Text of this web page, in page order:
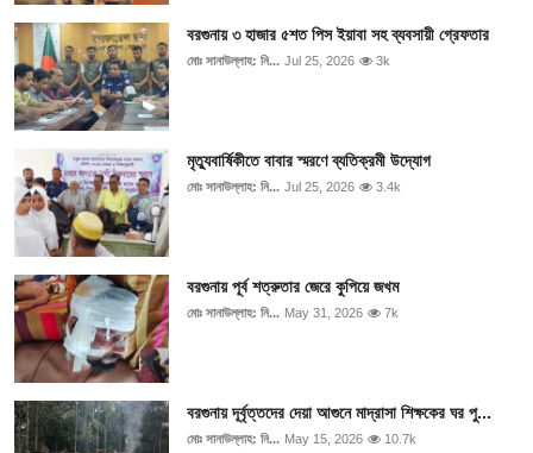
বরগুনায় ৩ হাজার ৫শত পিস ইয়াবা সহ ব্যবসায়ী গ্রেফতার
মোঃ সানাউল্লাহ: নি... Jul 25, 2026 3k
মৃত্যুবার্ষিকীতে বাবার স্মরণে ব্যতিক্রমী উদ্যোগ
মোঃ সানাউল্লাহ: নি... Jul 25, 2026 3.4k
বরগুনায় পূর্ব শত্রুতার জেরে কুপিয়ে জখম
মোঃ সানাউল্লাহ: নি... May 31, 2026 7k
বরগুনায় দূর্বৃত্তদের দেয়া আগুনে মাদ্রাসা শিক্ষকের ঘর পু...
মোঃ সানাউল্লাহ: নি... May 15, 2026 10.7k